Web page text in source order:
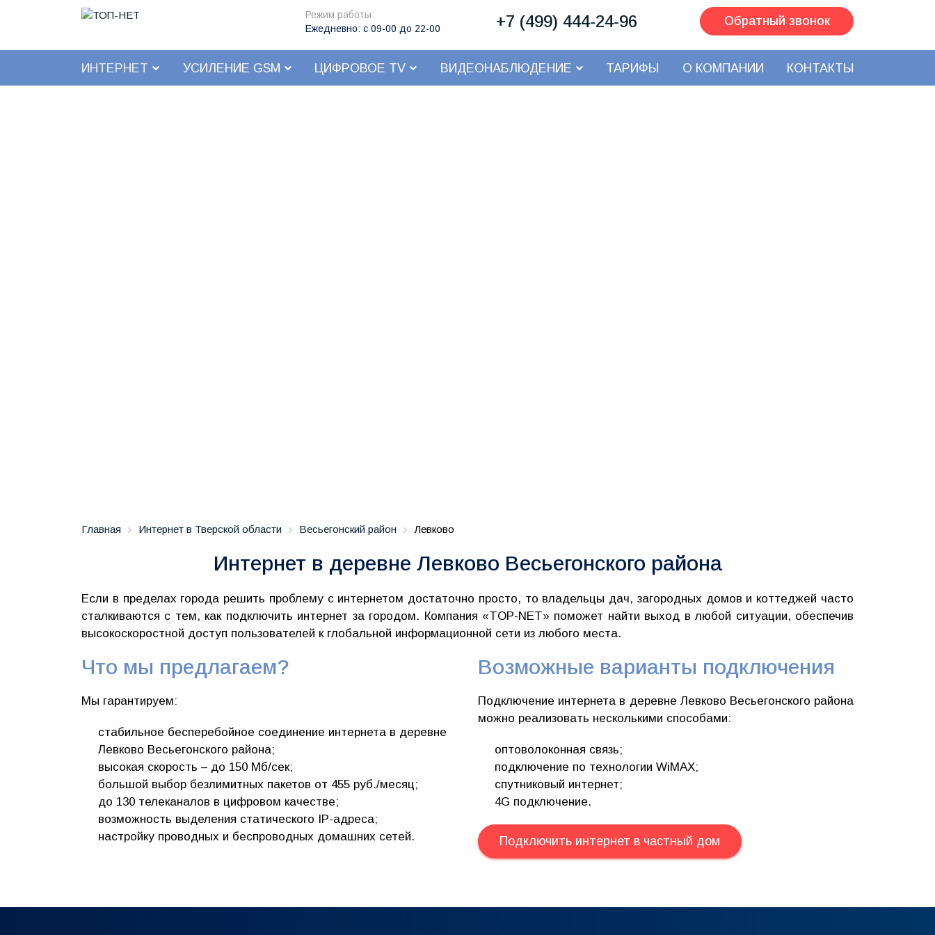
Режим работы:
Ежедневно: с 09-00 до 22-00
+7 (499) 444-24-96 Обратный звонок
ИНТЕРНЕТ УСИЛЕНИЕ GSM ЦИФРОВОЕ TV ВИДЕОНАБЛЮДЕНИЕ ТАРИФЫ О КОМПАНИИ КОНТАКТЫ
Главная Интернет в Тверской области Весьегонский район Левково
Интернет в деревне Левково Весьегонского района
Если в пределах города решить проблему с интернетом достаточно просто, то владельцы дач, загородных домов и коттеджей часто
сталкиваются с тем, как подключить интернет за городом. Компания «TOP-NET» поможет найти выход в любой ситуации, обеспечив
высокоскоростной доступ пользователей к глобальной информационной сети из любого места.
Что мы предлагаем?
Мы гарантируем:
стабильное бесперебойное соединение интернета в деревне
Левково Весьегонского района;
высокая скорость – до 150 Мб/сек;
большой выбор безлимитных пакетов от 455 руб./месяц;
до 130 телеканалов в цифровом качестве;
возможность выделения статического IP-адреса;
настройку проводных и беспроводных домашних сетей.
Возможные варианты подключения
Подключение интернета в деревне Левково Весьегонского района
можно реализовать несколькими способами:
оптоволоконная связь;
подключение по технологии WiMAX;
спутниковый интернет;
4G подключение.
Подключить интернет в частный дом